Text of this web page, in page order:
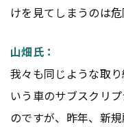
けを見てしまうのは危
山畑氏：
我々も同じような取
いう車のサブスクリ
のですが、昨年、新